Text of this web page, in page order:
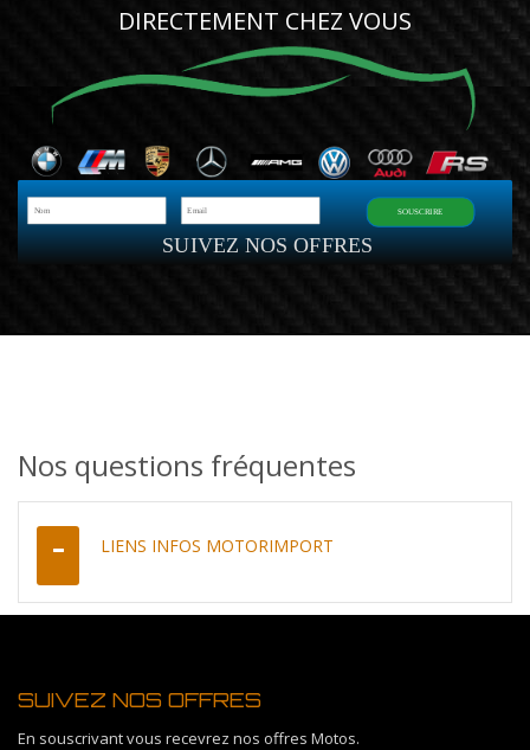
DIRECTEMENT CHEZ VOUS
SUIVEZ NOS OFFRES
SOUSCRIRE
Nos questions fréquentes
LIENS INFOS MOTORIMPORT
SUIVEZ NOS OFFRES
En souscrivant vous recevrez nos offres Motos.